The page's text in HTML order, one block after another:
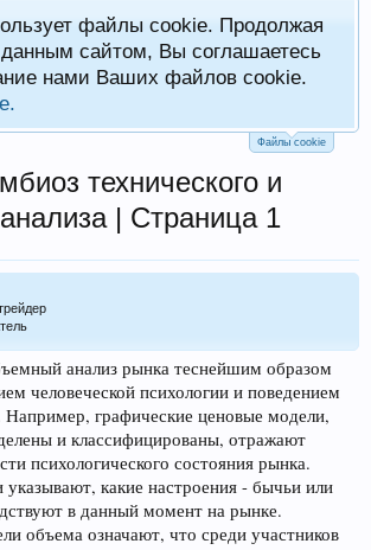
файлы cookie. Продолжая
данным сайтом, Вы соглашаетесь
нами Ваших файлов cookie.
Файлы cookie
технического и
| Страница 1
анализ рынка теснейшим образом
человеческой психологии и поведением
Например, графические ценовые модели,
и классифицированы, отражают
психологического состояния рынка.
какие настроения - бычьи или
в данный момент на рынке.
объема означают, что среди участников